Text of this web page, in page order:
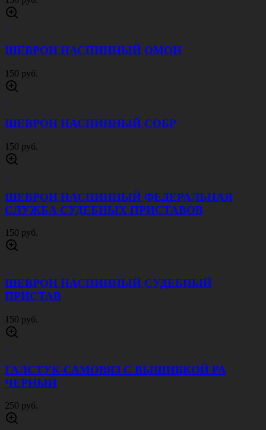
ШЕВРОН НАСПИННЫЙ ОМОН
150 руб.
ШЕВРОН НАСПИННЫЙ СОБР
150 руб.
ШЕВРОН НАСПИННЫЙ ФЕДЕРАЛЬНАЯ
СЛУЖБА СУДЕБНЫХ ПРИСТАВОВ
150 руб.
ШЕВРОН НАСПИННЫЙ СУДЕБНЫЙ
ПРИСТАВ
150 руб.
ГАЛСТУК-САМОВЯЗ С ВЫШИВКОЙ РА
ЧЕРНЫЙ
250 руб.